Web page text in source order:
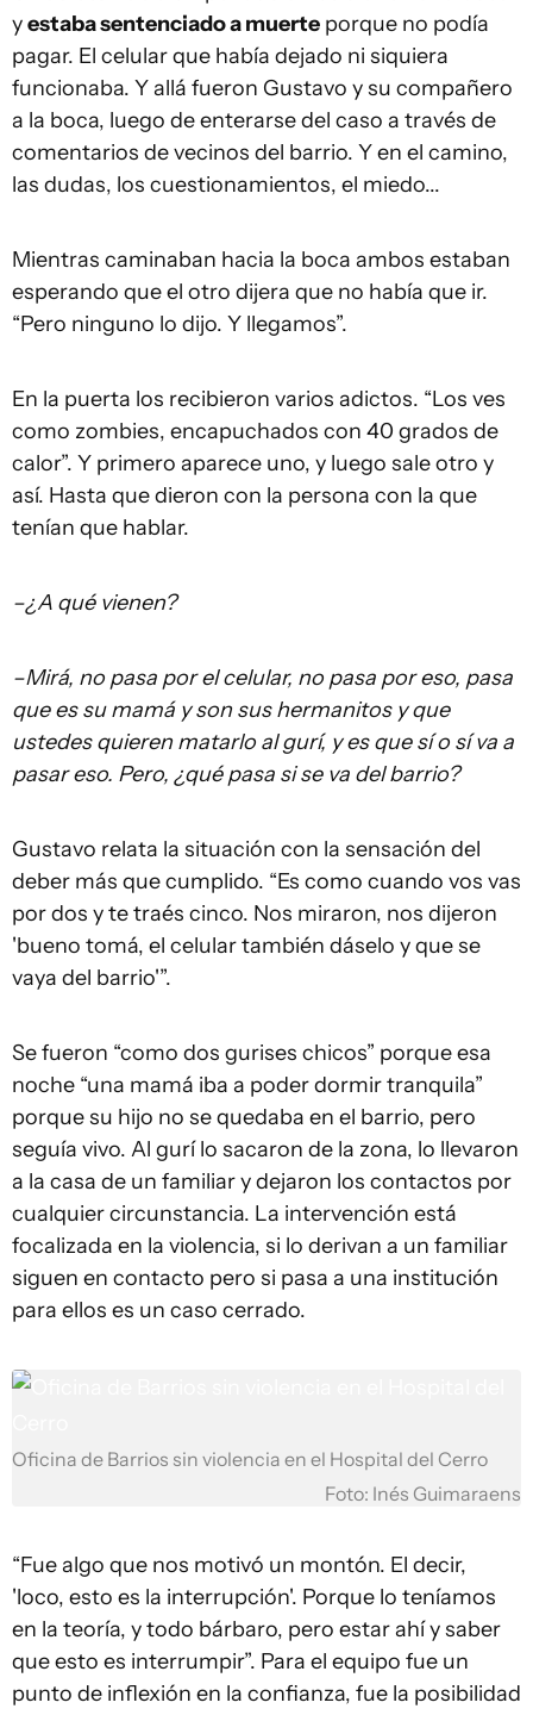
yestaba sentenciado a muerte porque no podía
pagar. El celular que había dejado ni siquiera
funcionaba. Y allá fueron Gustavo y su compañero
a la boca, luego de enterarse del caso a través de
comentarios de vecinos del barrio. Y en el camino,
las dudas, los cuestionamientos, el miedo...
Mientras caminaban hacia la boca ambos estaban
esperando que el otro dijera que no había que ir.
“Pero ninguno lo dijo. Y llegamos”.
En la puerta los recibieron varios adictos. “Los ves
como zombies, encapuchados con 40 grados de
calor”. Y primero aparece uno, y luego sale otro y
así. Hasta que dieron con la persona con la que
tenían que hablar.
–¿A qué vienen?
–Mirá, no pasa por el celular, no pasa por eso, pasa
que es su mamá y son sus hermanitos y que
ustedes quieren matarlo al gurí, y es que sí o sí va a
pasar eso. Pero, ¿qué pasa si se va del barrio?
Gustavo relata la situación con la sensación del
deber más que cumplido. “Es como cuando vos vas
por dos y te traés cinco. Nos miraron, nos dijeron
'bueno tomá, el celular también dáselo y que se
vaya del barrio'”.
Se fueron “como dos gurises chicos” porque esa
noche “una mamá iba a poder dormir tranquila”
porque su hijo no se quedaba en el barrio, pero
seguía vivo. Al gurí lo sacaron de la zona, lo llevaron
a la casa de un familiar y dejaron los contactos por
cualquier circunstancia. La intervención está
focalizada en la violencia, si lo derivan a un familiar
siguen en contacto pero si pasa a una institución
para ellos es un caso cerrado.
Oficina de Barrios sin violencia en el Hospital del Cerro
Foto: Inés Guimaraens
“Fue algo que nos motivó un montón. El decir,
'loco, esto es la interrupción'. Porque lo teníamos
en la teoría, y todo bárbaro, pero estar ahí y saber
que esto es interrumpir”. Para el equipo fue un
punto de inflexión en la confianza, fue la posibilidad